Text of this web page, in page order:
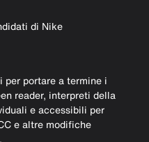
di Nike
per portare a termine i
reader, interpreti della
e accessibili per
e altre modifiche